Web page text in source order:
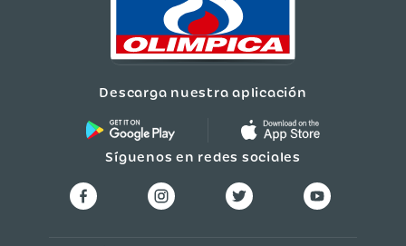
Descarga nuestra aplicación
Síguenos en redes sociales